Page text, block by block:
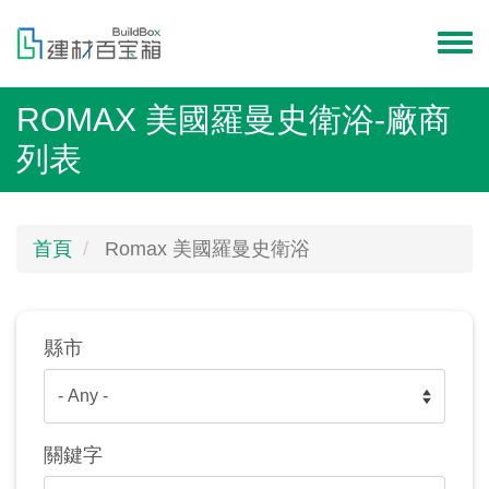
內
容
menu
ROMAX 美國羅曼史衛浴-廠商
列表
首頁 Romax 美國羅曼史衛浴
縣市
關鍵字